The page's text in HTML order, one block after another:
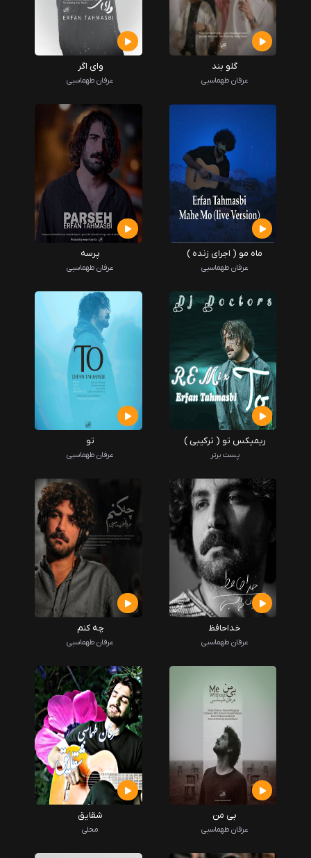
گلو بند
عرفان طهماسبی
وای اگر
عرفان طهماسبی
ماه مو ( اجرای زنده )
عرفان طهماسبی
پرسه
عرفان طهماسبی
ریمیکس تو ( ترکیبی )
پست برتر
تو
عرفان طهماسبی
خداحافظ
عرفان طهماسبی
چه کنم
عرفان طهماسبی
بی من
عرفان طهماسبی
شقایق
محلی